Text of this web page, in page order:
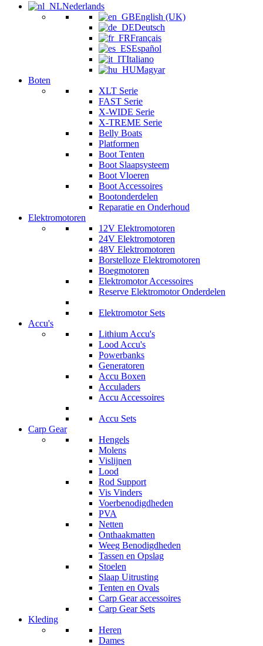
Nederlands
English (UK)
Deutsch
Français
Español
Italiano
Magyar
Boten
XLT Serie
FAST Serie
X-WIDE Serie
X-TREME Serie
Belly Boats
Platformen
Boot Tenten
Boot Slaapsysteem
Boot Vloeren
Boot Accessoires
Bootonderdelen
Reparatie en Onderhoud
Elektromotoren
12V Elektromotoren
24V Elektromotoren
48V Elektromotoren
Borstelloze Elektromotoren
Boegmotoren
Elektromotor Accessoires
Reserve Elektromotor Onderdelen
Elektromotor Sets
Accu's
Lithium Accu's
Lood Accu's
Powerbanks
Generatoren
Accu Boxen
Acculaders
Accu Accessoires
Accu Sets
Carp Gear
Hengels
Molens
Vislijnen
Lood
Rod Support
Vis Vinders
Voerbenodigdheden
PVA
Netten
Onthaakmatten
Weeg Benodigdheden
Tassen en Opslag
Stoelen
Slaap Uitrusting
Tenten en Ovals
Carp Gear accessoires
Carp Gear Sets
Kleding
Heren
Dames